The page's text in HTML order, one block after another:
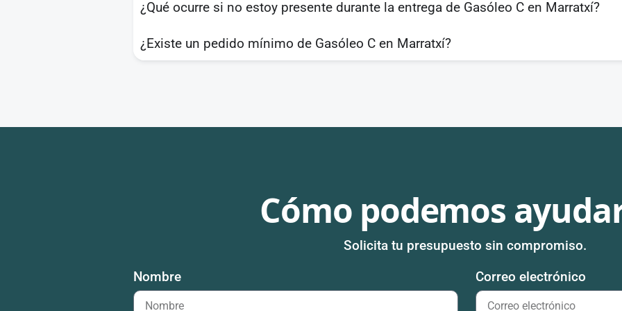
¿Qué ocurre si no estoy presente durante la entrega de Gasóleo C en Marratxí?
¿Existe un pedido mínimo de Gasóleo C en Marratxí?
Cómo podemos
Solicita tu presupuesto sin compromiso.
Nombre
Correo electrónico